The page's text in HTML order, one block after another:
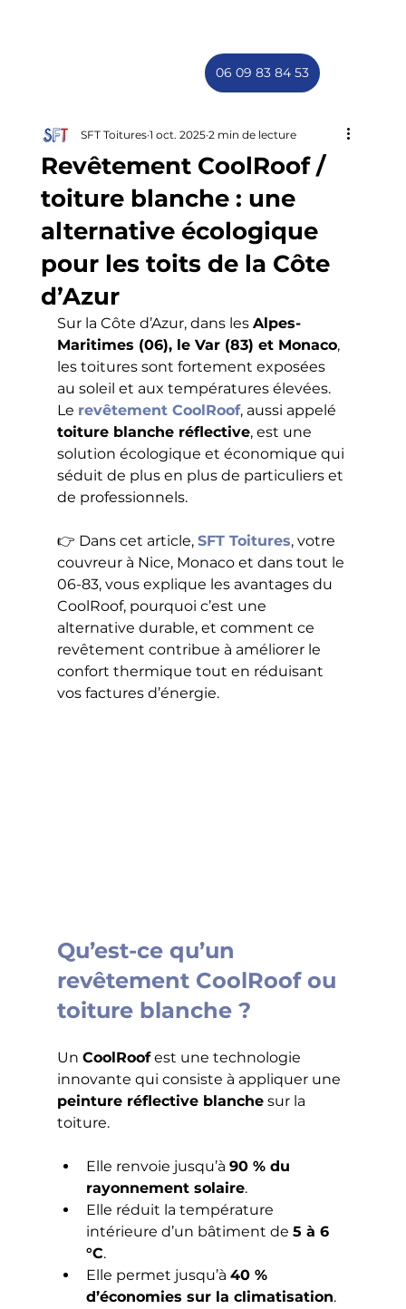
06 09 83 84 53
Revêtement CoolRoof /
toiture blanche : une
alternative écologique
pour les toits de la Côte
d’Azur
SFT Toitures 1 oct. 2025 2 min de lecture
Sur la Côte d’Azur, dans les Alpes-
Maritimes (06), le Var (83) et Monaco,
les toitures sont fortement exposées
au soleil et aux températures élevées.
Le revêtement CoolRoof, aussi appelé
toiture blanche réflective, est une
solution écologique et économique qui
séduit de plus en plus de particuliers et
de professionnels.
👉 Dans cet article, SFT Toitures, votre
couvreur à Nice, Monaco et dans tout le
06-83, vous explique les avantages du
CoolRoof, pourquoi c’est une
alternative durable, et comment ce
revêtement contribue à améliorer le
confort thermique tout en réduisant
vos factures d’énergie.
Qu’est-ce qu’un
revêtement CoolRoof ou
toiture blanche ?
Un CoolRoof est une technologie
innovante qui consiste à appliquer une
peinture réflective blanche sur la
toiture.
Elle renvoie jusqu’à 90 % du
rayonnement solaire.
Elle réduit la température
intérieure d’un bâtiment de 5 à 6
°C.
Elle permet jusqu’à 40 %
d’économies sur la climatisation.